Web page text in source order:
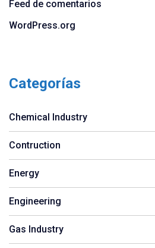
Feed de comentarios
WordPress.org
Categorías
Chemical Industry
Contruction
Energy
Engineering
Gas Industry